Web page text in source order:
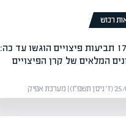
רכוש
17,683 תביעות פיצויים הוגשו עד כה:
המלאים של קרן הפיצויים
| מערכת אפיק